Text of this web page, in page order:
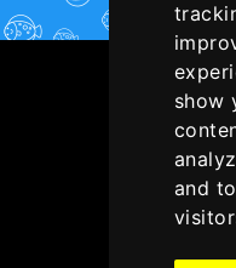
show
and